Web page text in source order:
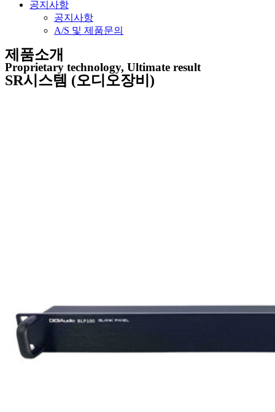
공지사항
공지사항
A/S 및 제품문의
제품소개
Proprietary technology, Ultimate result
SR시스템 (오디오장비)